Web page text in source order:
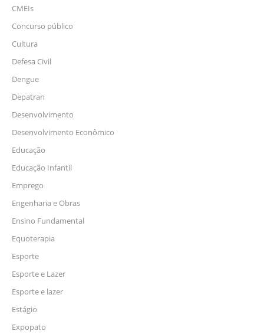
CMEIs
Concurso público
Cultura
Defesa Civil
Dengue
Depatran
Desenvolvimento
Desenvolvimento Econômico
Educação
Educação Infantil
Emprego
Engenharia e Obras
Ensino Fundamental
Equoterapia
Esporte
Esporte e Lazer
Esporte e lazer
Estágio
Expopato